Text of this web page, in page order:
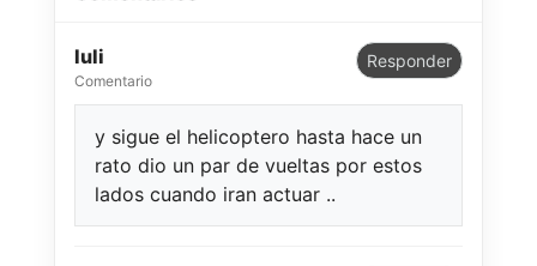
luli
Comentario
Responder
y sigue el helicoptero hasta hace un
rato dio un par de vueltas por estos
lados cuando iran actuar ..